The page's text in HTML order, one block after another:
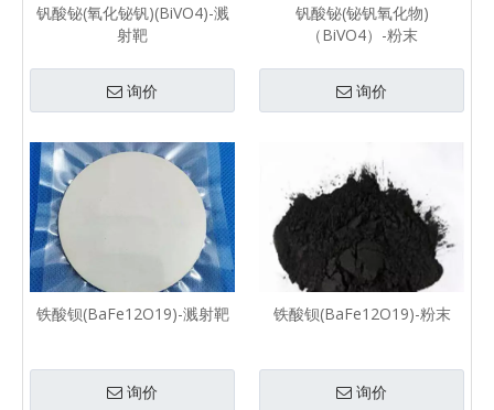
钒酸铋(氧化铋钒)(BiVO4)-溅
射靶
询价
钒酸铋(铋钒氧化物)
（BiVO4）-粉末
询价
铁酸钡(BaFe12O19)-溅射靶
询价
铁酸钡(BaFe12O19)-粉末
询价